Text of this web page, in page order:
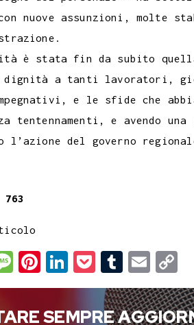
con nuove assunzioni, molte
è stata fin da subito
dignità a tanti lavoratori,
e le sfide che
tentennamenti, e avendo
l’azione del governo
763
M
e
s
P
i
n
L
i
n
o
c
T
u
m
E
m
a
o
p
SEMPRE